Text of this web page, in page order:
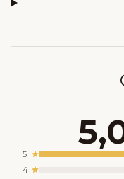
5
4